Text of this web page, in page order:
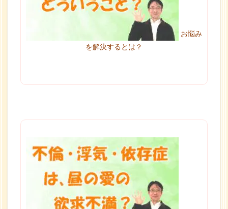
お悩み
を解決するとは？